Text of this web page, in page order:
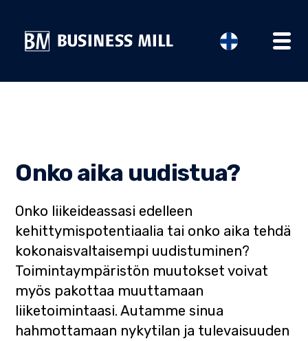
PALVELUMME
YRITYSTARINAT
AJANKOHTAISTA
TIIMI
Onko aika uudistua?
Onko liikeideassasi edelleen
kehittymispotentiaalia tai onko aika tehdä
kokonaisvaltaisempi uudistuminen?
Toimintaympäristön muutokset voivat
myös pakottaa muuttamaan
liiketoimintaasi. Autamme sinua
hahmottamaan nykytilan ja tulevaisuuden